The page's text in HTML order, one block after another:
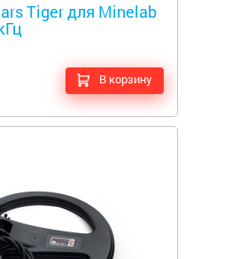
Tiger для Minelab
В корзину